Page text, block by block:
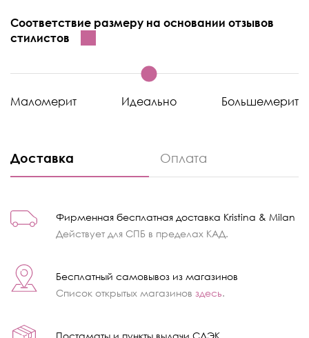
Соответствие размеру на основании отзывов
стилистов
Маломерит Идеально Большемерит
Доставка Оплата
Фирменная бесплатная доставка Kristina & Milan
Действует для СПБ в пределах КАД.
Бесплатный самовывоз из магазинов
Список открытых магазинов здесь.
Постаматы и пункты выдачи СДЭК